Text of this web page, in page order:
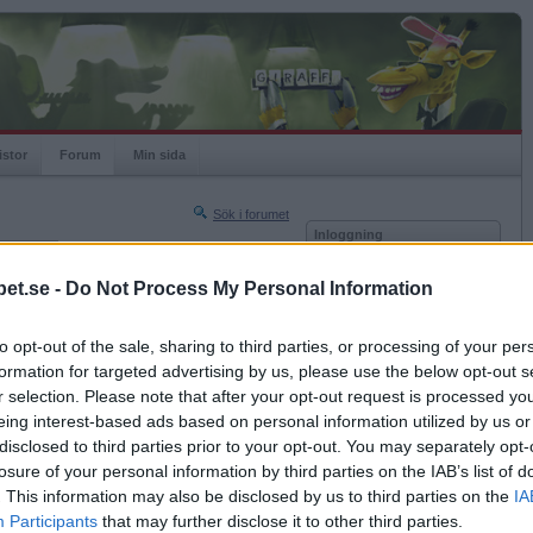
- Do Not Process My Personal Information
opt-out of the sale, sharing to third parties, or processing of your
for targeted advertising by us, please use the below opt-out
selection. Please note that after your opt-out request is processed
interest-based ads based on personal information utilized by us
to third parties prior to your opt-out. You may separately
of your personal information by third parties on the IAB’s list of
This information may also be disclosed by us to third parties on the
Participants that may further disclose it to other third parties.
Forum Min sida
Sök i forumet
Nästa sida »
2008-07-18 06:57
av den svamp du åt
skogen
Inloggning
Kom ihåg mig
Glömt ditt lösenord?
Få ny aktiveringslänk
Betapet är gratis!